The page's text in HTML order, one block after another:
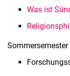
Was ist